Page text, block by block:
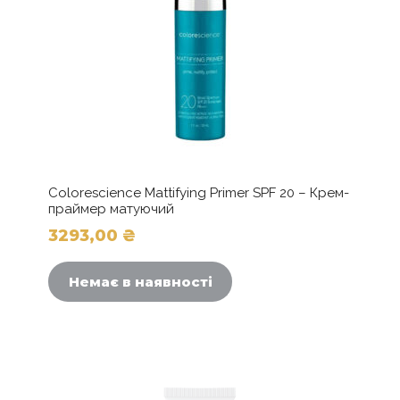
Colorescience Mattifying Primer SPF 20 – Крем-
праймер матуючий
3293,00 ₴
Немає в наявності